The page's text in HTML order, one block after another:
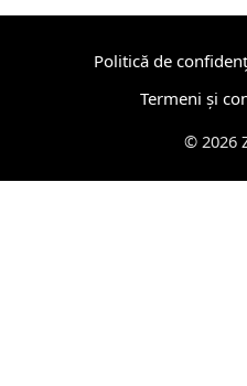
Politică de
Termeni și
© 2026